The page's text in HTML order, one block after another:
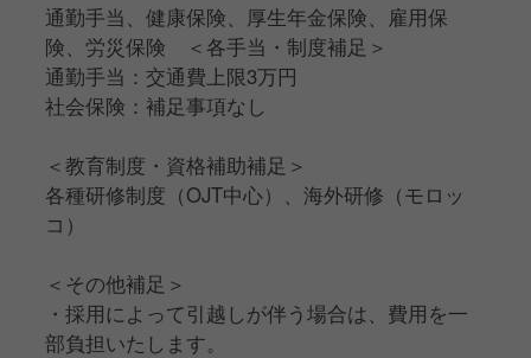
通勤手当、健康保険、厚生年金保険、雇用保
険、労災保険 ＜各手当・制度補足＞
通勤手当：交通費上限3万円
社会保険：補足事項なし
＜教育制度・資格補助補足＞
各種研修制度（OJT中心）、海外研修（モロッ
コ）
＜その他補足＞
・採用によって引越しが伴う場合は、費用を一
部負担いたします。